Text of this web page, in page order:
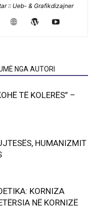
:: Ueb- & Grafikdizajner
NGA AUTORI
TË KOLERËS” –
HUMANIZMIT
KORNIZA
NË KORNIZË